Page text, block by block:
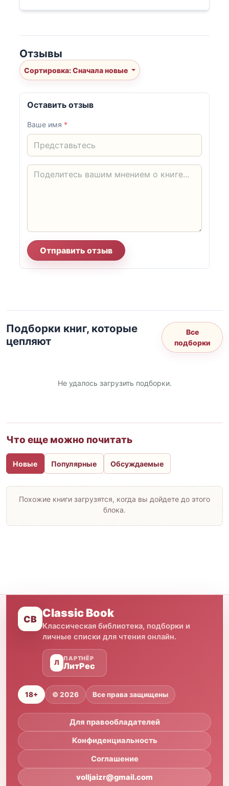
Отзывы
Сортировка: Сначала новые
Оставить отзыв
Ваше имя *
Отправить отзыв
Подборки книг, которые
цепляют
Все
подборки
Не удалось загрузить подборки.
Что еще можно почитать
Новые Популярные Обсуждаемые
Похожие книги загрузятся, когда вы дойдете до этого
блока.
CB Classic Book
Классическая библиотека, подборки и
личные списки для чтения онлайн.
Л
ПАРТНЁР
ЛитРес
18+ © 2026 Все права защищены
Для правообладателей
Конфиденциальность
Соглашение
volljaizr@gmail.com